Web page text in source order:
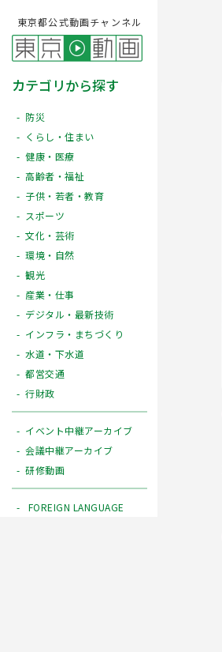
東京都公式動画チャンネル
カテゴリから探す
防災
くらし・住まい
健康・医療
高齢者・福祉
子供・若者・教育
スポーツ
文化・芸術
環境・自然
観光
産業・仕事
デジタル・最新技術
インフラ・まちづくり
水道・下水道
都営交通
行財政
イベント中継アーカイブ
会議中継アーカイブ
研修動画
FOREIGN LANGUAGE